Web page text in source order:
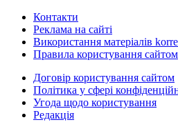
Контакти
Реклама на сайті
Використання матеріалів
Правила користування сайтом
Договір користування сайтом
Політика у сфері
Угода щодо користування
Редакція